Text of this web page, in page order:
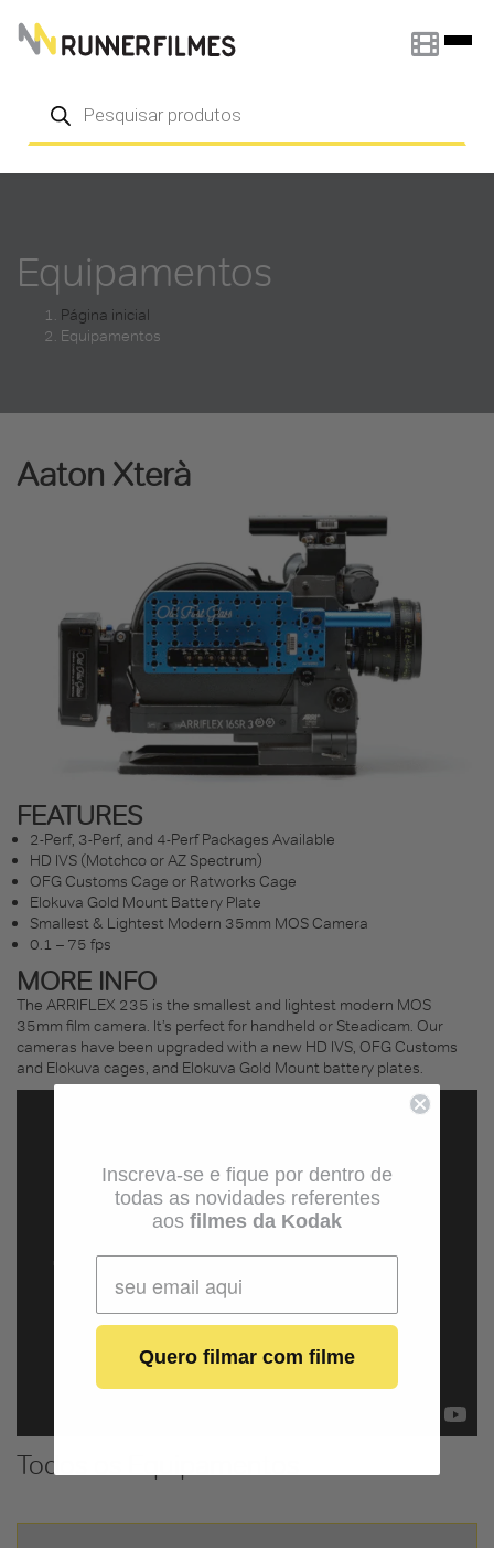
Pular para o conteúdo
produtos
Equipamentos
Página inicial
Equipamentos
Todos os Equipamentos
Aaton Xterà
FEATURES
2-Perf, 3-Perf, and 4-Perf Packages Available
HD IVS (Motchco or AZ Spectrum)
OFG Customs Cage or Ratworks Cage
Elokuva Gold Mount Battery Plate
Smallest & Lightest Modern 35mm MOS Camera
0.1 – 75 fps
MORE INFO
The ARRIFLEX 235 is the smallest and lightest modern MOS
35mm film camera. It’s perfect for handheld or Steadicam. Our
cameras have been upgraded with a new HD IVS, OFG Customs
and Elokuva cages, and Elokuva Gold Mount battery plates.
Inscreva-se e fique por dentro de
todas as novidades referentes
aos filmes da Kodak
Quero filmar com filme